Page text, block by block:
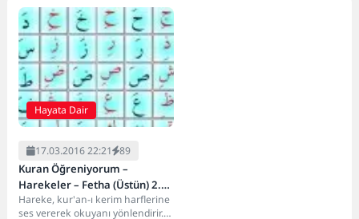
Hayata Dair
17.03.2016 22:21 89
Kuran Öğreniyorum –
Harekeler – Fetha (Üstün) 2.
Ders
Hareke, kur'an-ı kerim harflerine
ses vererek okuyanı yönlendirir.